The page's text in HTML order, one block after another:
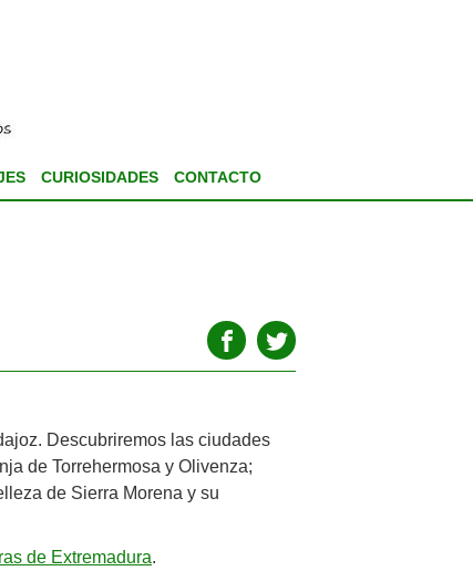
CURIOSIDADES CONTACTO
Descubriremos las ciudades
de Torrehermosa y Olivenza;
de Sierra Morena y su
de Extremadura.